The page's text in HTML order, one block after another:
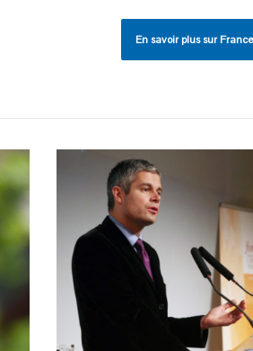
En savoir plus sur